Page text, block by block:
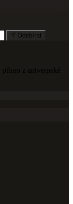
Odebírat
z antverpské